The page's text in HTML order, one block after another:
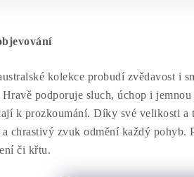
kolekce probudí zvědavost i
podporuje sluch, úchop i
k prozkoumání. Díky své velikosti a
chrastivý zvuk odmění každý pohyb.
či křtu.